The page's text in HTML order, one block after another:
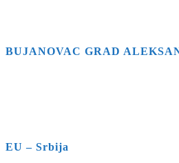
BUJANOVAC GRAD
EU – Srbija